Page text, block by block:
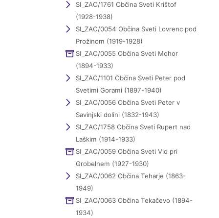
SI_ZAC/1761 Občina Sveti Krištof
(1928-1938)
SI_ZAC/0054 Občina Sveti Lovrenc pod
Prožinom (1919-1928)
SI_ZAC/0055 Občina Sveti Mohor
(1894-1933)
SI_ZAC/1101 Občina Sveti Peter pod
Svetimi Gorami (1897-1940)
SI_ZAC/0056 Občina Sveti Peter v
Savinjski dolini (1832-1943)
SI_ZAC/1758 Občina Sveti Rupert nad
Laškim (1914-1933)
SI_ZAC/0059 Občina Sveti Vid pri
Grobelnem (1927-1930)
SI_ZAC/0062 Občina Teharje (1863-
1949)
SI_ZAC/0063 Občina Tekačevo (1894-
1934)